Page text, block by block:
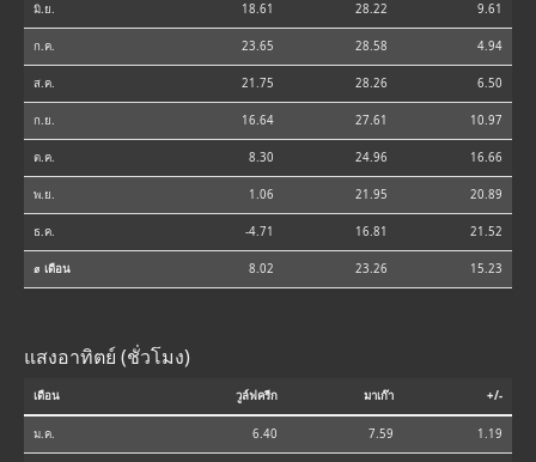
มิ.ย. 18.61 28.22 9.61
ก.ค. 23.65 28.58 4.94
ส.ค. 21.75 28.26 6.50
ก.ย. 16.64 27.61 10.97
ต.ค. 8.30 24.96 16.66
พ.ย. 1.06 21.95 20.89
ธ.ค. -4.71 16.81 21.52
⌀ เดือน 8.02 23.26 15.23
แสงอาทิตย์ (ชั่วโมง)
เดือน วูล์ฟครีก มาเก๊า +/-
ม.ค. 6.40 7.59 1.19